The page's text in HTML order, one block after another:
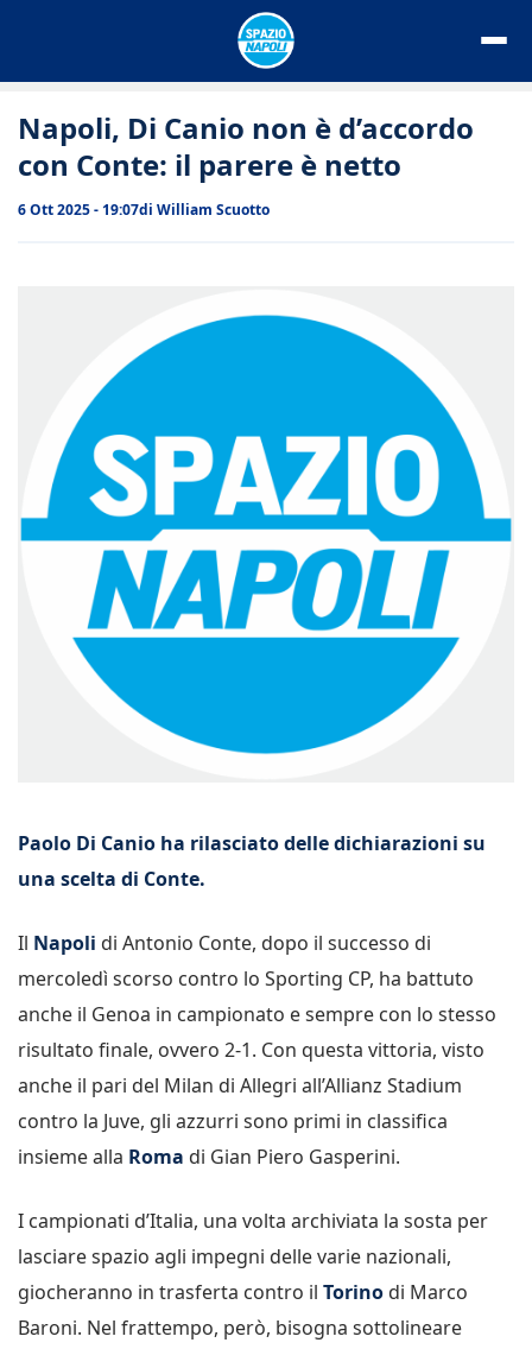
Napoli, Di Canio non è d’accordo
con Conte: il parere è netto
6 Ott 2025 - 19:07di William Scuotto
Paolo Di Canio ha rilasciato delle dichiarazioni su
una scelta di Conte.
Il Napoli di Antonio Conte, dopo il successo di
mercoledì scorso contro lo Sporting CP, ha battuto
anche il Genoa in campionato e sempre con lo stesso
risultato finale, ovvero 2-1. Con questa vittoria, visto
anche il pari del Milan di Allegri all’Allianz Stadium
contro la Juve, gli azzurri sono primi in classifica
insieme alla Roma di Gian Piero Gasperini.
I campionati d’Italia, una volta archiviata la sosta per
lasciare spazio agli impegni delle varie nazionali,
giocheranno in trasferta contro il Torino di Marco
Baroni. Nel frattempo, però, bisogna sottolineare